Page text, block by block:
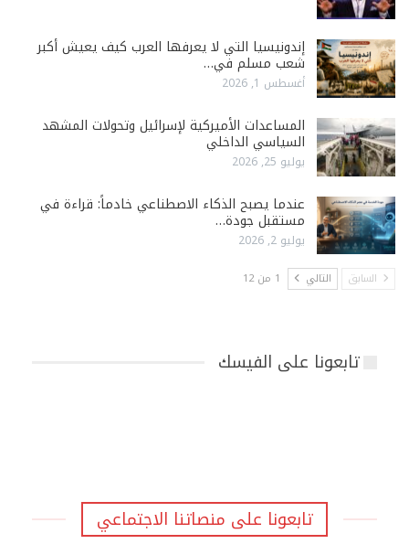
إندونيسيا التي لا يعرفها العرب كيف يعيش أكبر
شعب مسلم في…
أغسطس 1, 2026
المساعدات الأميركية لإسرائيل وتحولات المشهد
السياسي الداخلي
يوليو 25, 2026
عندما يصبح الذكاء الاصطناعي خادماً: قراءة في
مستقبل جودة…
يوليو 2, 2026
السابق التالي 1 من 12
تابعونا على الفيسك
تابعونا على منصاتنا الاجتماعي